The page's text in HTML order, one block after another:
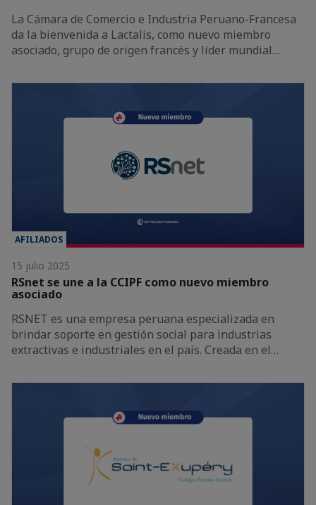
La Cámara de Comercio e Industria Peruano-Francesa
da la bienvenida a Lactalis, como nuevo miembro
asociado, grupo de origen francés y líder mundial…
AFILIADOS
15 julio 2025
RSnet se une a la CCIPF como nuevo miembro
asociado
RSNET es una empresa peruana especializada en
brindar soporte en gestión social para industrias
extractivas e industriales en el país. Creada en el…